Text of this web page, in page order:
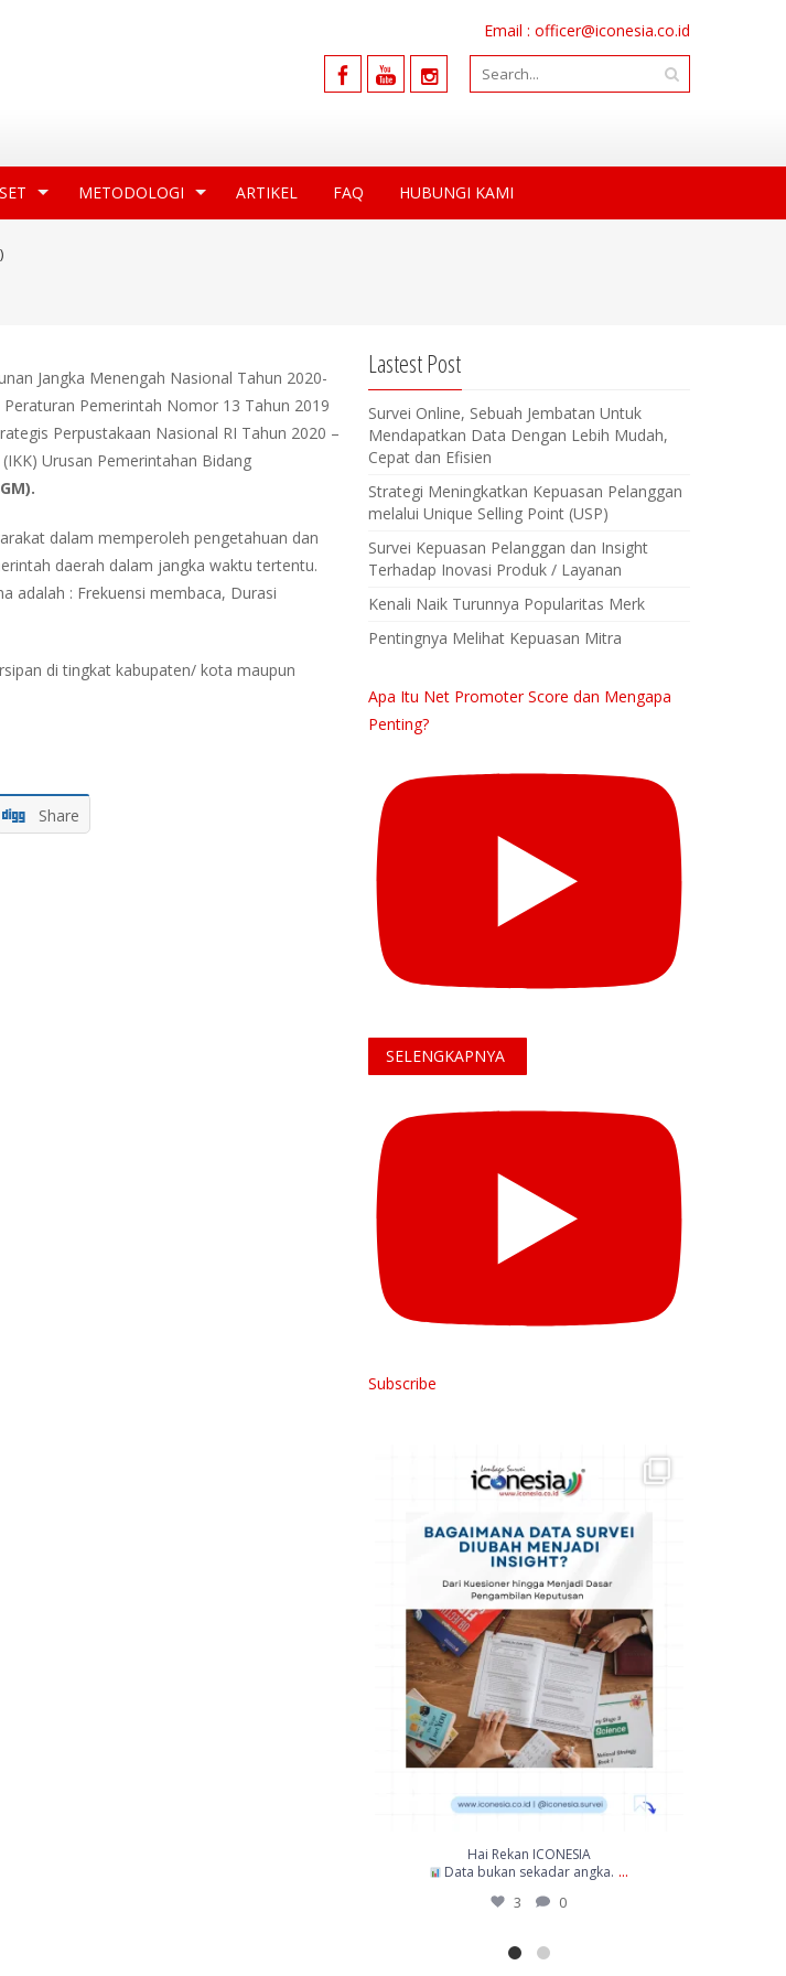
Email : officer@iconesia.co.id
METODOLOGI ARTIKEL FAQ HUBUNGI KAMI
Jangka Menengah Nasional Tahun 2020-
Pemerintah Nomor 13 Tahun 2019
Perpustakaan Nasional RI Tahun 2020 –
Urusan Pemerintahan Bidang
dalam memperoleh pengetahuan dan
daerah dalam jangka waktu tertentu.
adalah : Frekuensi membaca, Durasi
di tingkat kabupaten/ kota maupun
Share
Lastest Post
Survei Online, Sebuah Jembatan Untuk
Mendapatkan Data Dengan Lebih Mudah,
Cepat dan Efisien
Strategi Meningkatkan Kepuasan Pelanggan
melalui Unique Selling Point (USP)
Survei Kepuasan Pelanggan dan Insight
Terhadap Inovasi Produk / Layanan
Kenali Naik Turunnya Popularitas Merk
Pentingnya Melihat Kepuasan Mitra
Apa Itu Net Promoter Score dan Mengapa
Penting?
SELENGKAPNYA
Subscribe
Hai Rekan ICONESIA,
Survei kepuasan bukan hanya
Hai Rekan ICONESIA,
Survei kepuasan bukan hanya ...
9 0